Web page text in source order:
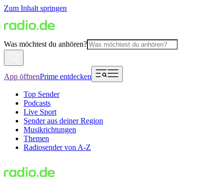
Zum Inhalt springen
Was möchtest du anhören?
App öffnenPrime entdecken
Top Sender
Podcasts
Live Sport
Sender aus deiner Region
Musikrichtungen
Themen
Radiosender von A-Z